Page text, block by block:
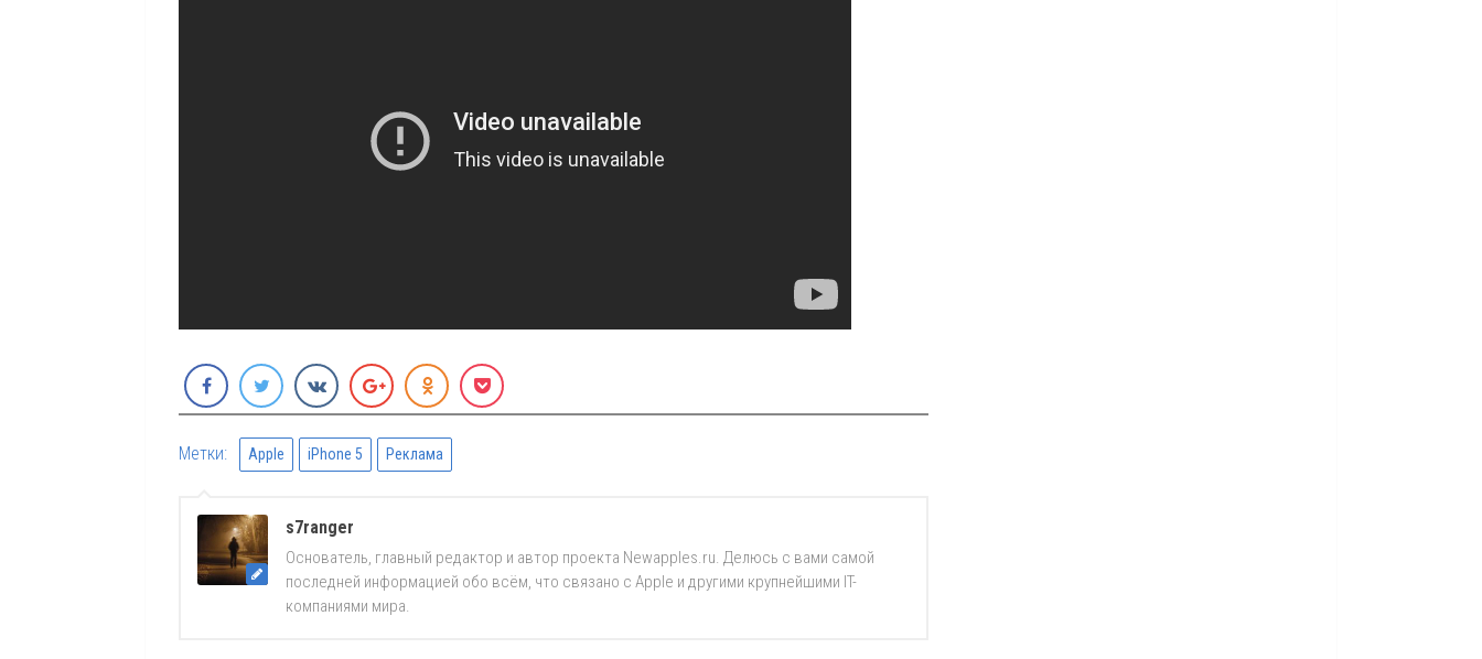
Метки: Apple iPhone 5 Реклама
s7ranger
Основатель, главный редактор и автор проекта Newapples.ru. Делюсь с вами самой
последней информацией обо всём, что связано с Apple и другими крупнейшими IT-
компаниями мира.